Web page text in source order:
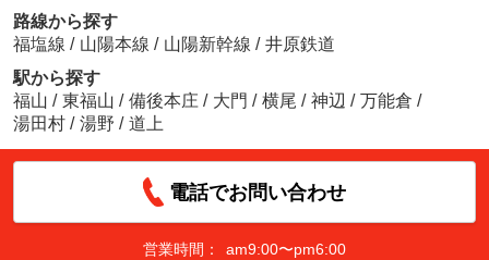
路線から探す
福塩線 / 山陽本線 / 山陽新幹線 / 井原鉄道
駅から探す
福山 / 東福山 / 備後本庄 / 大門 / 横尾 / 神辺 / 万能倉 /
湯田村 / 湯野 / 道上
電話でお問い合わせ
営業時間：
am9:00〜pm6:00